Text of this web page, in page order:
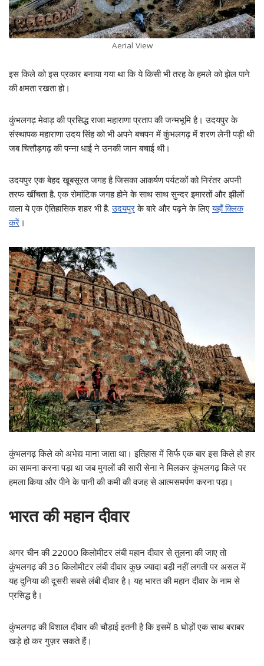
Aerial View
इस किले को इस प्रकार बनाया गया था कि ये किसी भी तरह के हमले को झेल पाने
की क्षमता रखता हो।
कुंभलगढ़ मेवाड़ की प्रसिद्ध राजा महाराणा प्रताप की जन्मभूमि है। उदयपुर के
संस्थापक महाराणा उदय सिंह को भी अपने बचपन में कुंभलगढ़ में शरण लेनी पड़ी थी
जब चित्तौड़गढ़ की पन्ना धाई ने उनकी जान बचाई थी।
उदयपुर एक बेहद खूबसूरत जगह है जिसका आकर्षण पर्यटकों को निरंतर अपनी
तरफ खींचता है. एक रोमांटिक जगह होने के साथ साथ सुन्दर इमारतों और झीलों
वाला ये एक ऐतिहासिक शहर भी है.उदयपुरके बारे और पढ़ने के लिएयहाँ क्लिक
करें ।
कुंभलगढ़ किले को अभेद्य माना जाता था। इतिहास में सिर्फ एक बार इस किले हो हार
का सामना करना पड़ा था जब मुगलों की सारी सेना ने मिलकर कुंभलगढ़ किले पर
हमला किया और पीने के पानी की कमी की वजह से आत्मसमर्पण करना पड़ा।
भारत की महान दीवार
अगर चीन की 22000 किलोमीटर लंबी महान दीवार से तुलना की जाए तो
कुंभलगढ़ की 36 किलोमीटर लंबी दीवार कुछ ज्यादा बड़ी नहीं लगती पर असल में
यह दुनिया की दूसरी सबसे लंबी दीवार है। यह भारत की महान दीवार के नाम से
प्रसिद्ध है।
कुंभलगढ़ की विशाल दीवार की चौड़ाई इतनी है कि इसमें 8 घोड़ों एक साथ बराबर
खड़े हो कर गुज़र सकते हैं।